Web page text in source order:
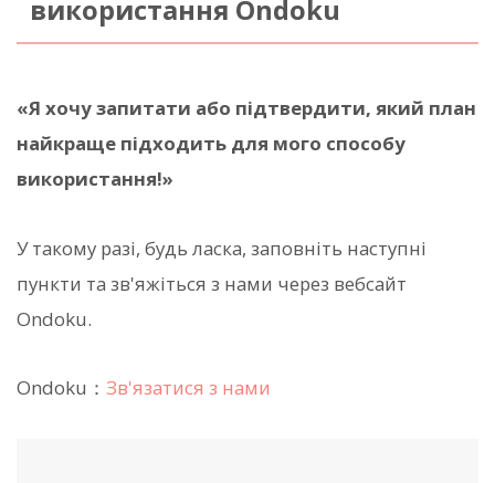
використання Ondoku
«Я хочу запитати або підтвердити, який план
найкраще підходить для мого способу
використання!»
У такому разі, будь ласка, заповніть наступні
пункти та зв'яжіться з нами через вебсайт
Ondoku.
Ondoku： Зв'язатися з нами